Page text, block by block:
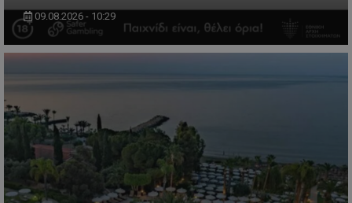
09.08.2026 - 10:29